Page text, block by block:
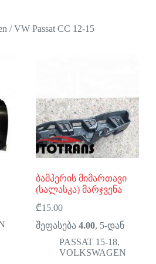
/ VW Passat CC 12-15
ბამპერის მიმართავი
(სალასკა) მარჯვენა
₾15.00
შეფასება4.00, 5-დან
PASSAT 15-18,
VOLKSWAGEN